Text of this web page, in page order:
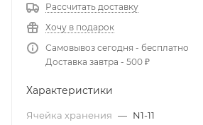
Рассчитать доставку
Хочу в подарок
Самовывоз сегодня - бесплатно
Доставка завтра - 500 ₽
Характеристики
Ячейка хранения — N1-11